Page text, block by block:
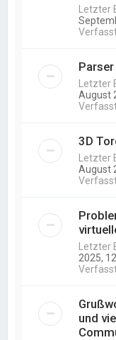
Letzter
August
3D
Letzter
August
Letzter
2025,
und